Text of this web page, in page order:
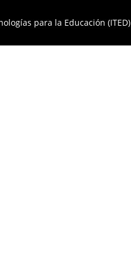
para la Educación (ITED)